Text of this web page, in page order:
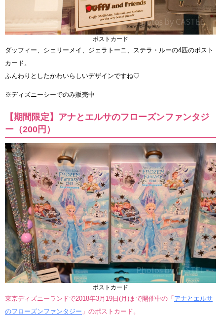
ポストカード
ダッフィー、シェリーメイ、ジェラトーニ、ステラ・ルーの4匹のポスト
カード。
ふんわりとしたかわいらしいデザインですね♡
※ディズニーシーでのみ販売中
【期間限定】アナとエルサのフローズンファンタジ
ー（200円）
ポストカード
東京ディズニーランドで2018年3月19日(月)まで開催中の「アナとエルサ
のフローズンファンタジー 」のポストカード。